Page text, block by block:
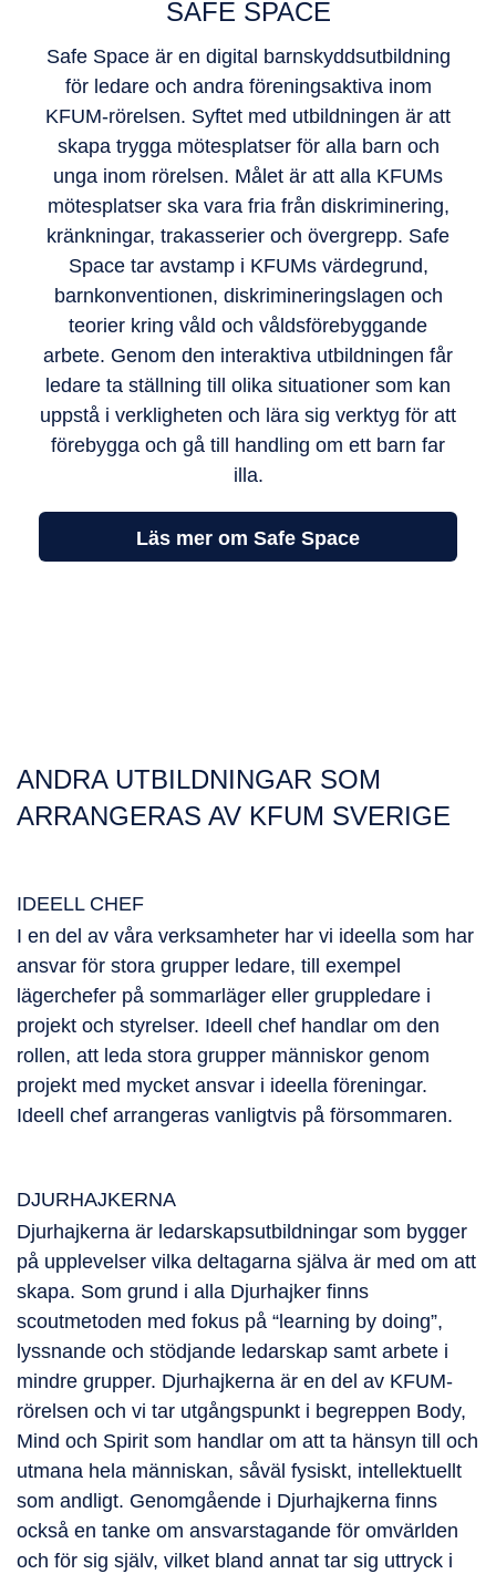
SAFE SPACE
Safe Space är en digital barnskyddsutbildning
för ledare och andra föreningsaktiva inom
KFUM-rörelsen. Syftet med utbildningen är att
skapa trygga mötesplatser för alla barn och
unga inom rörelsen. Målet är att alla KFUMs
mötesplatser ska vara fria från diskriminering,
kränkningar, trakasserier och övergrepp. Safe
Space tar avstamp i KFUMs värdegrund,
barnkonventionen, diskrimineringslagen och
teorier kring våld och våldsförebyggande
arbete. Genom den interaktiva utbildningen får
ledare ta ställning till olika situationer som kan
uppstå i verkligheten och lära sig verktyg för att
förebygga och gå till handling om ett barn far
illa.
Läs mer om Safe Space
ANDRA UTBILDNINGAR SOM
ARRANGERAS AV KFUM SVERIGE
IDEELL CHEF
I en del av våra verksamheter har vi ideella som har
ansvar för stora grupper ledare, till exempel
lägerchefer på sommarläger eller gruppledare i
projekt och styrelser. Ideell chef handlar om den
rollen, att leda stora grupper människor genom
projekt med mycket ansvar i ideella föreningar.
Ideell chef arrangeras vanligtvis på försommaren.
DJURHAJKERNA
Djurhajkerna är ledarskapsutbildningar som bygger
på upplevelser vilka deltagarna själva är med om att
skapa. Som grund i alla Djurhajker finns
scoutmetoden med fokus på “learning by doing”,
lyssnande och stödjande ledarskap samt arbete i
mindre grupper. Djurhajkerna är en del av KFUM-
rörelsen och vi tar utgångspunkt i begreppen Body,
Mind och Spirit som handlar om att ta hänsyn till och
utmana hela människan, såväl fysiskt, intellektuellt
som andligt. Genomgående i Djurhajkerna finns
också en tanke om ansvarstagande för omvärlden
och för sig själv, vilket bland annat tar sig uttryck i